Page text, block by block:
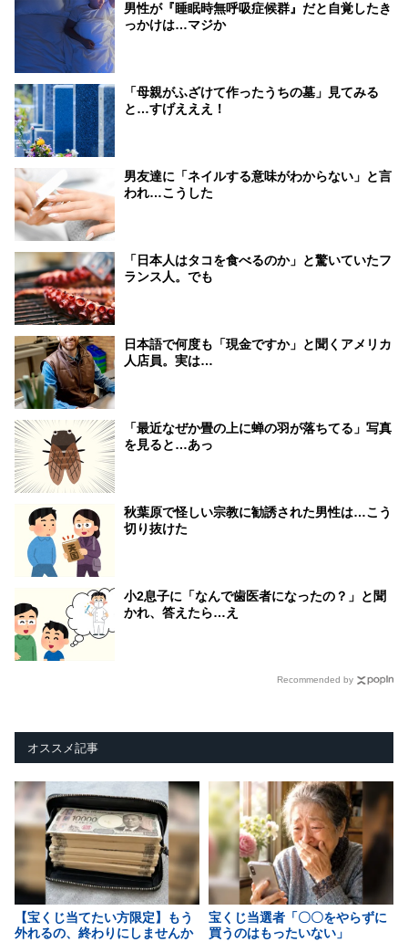
男性が『睡眠時無呼吸症候群』だと自覚したき
っかけは…マジか
「母親がふざけて作ったうちの墓」見てみる
と…すげえええ！
男友達に「ネイルする意味がわからない」と言
われ…こうした
「日本人はタコを食べるのか」と驚いていたフ
ランス人。でも
日本語で何度も「現金ですか」と聞くアメリカ
人店員。実は…
「最近なぜか畳の上に蝉の羽が落ちてる」写真
を見ると…あっ
秋葉原で怪しい宗教に勧誘された男性は…こう
切り抜けた
小2息子に「なんで歯医者になったの？」と聞
かれ、答えたら…え
Recommended by
オススメ記事
【宝くじ当てたい方限定】もう
外れるの、終わりにしませんか
宝くじ当選者「〇〇をやらずに
買うのはもったいない」